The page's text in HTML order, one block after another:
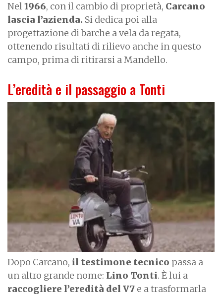
Nel1966, con il cambio di proprietà, Carcano
lascia l’azienda. Si dedica poi alla
progettazione di barche a vela da regata,
ottenendo risultati di rilievo anche in questo
campo, prima di ritirarsi a Mandello.
L’eredità e il passaggio a Tonti
Dopo Carcano, il testimone tecnico passa a
un altro grande nome: Lino Tonti. È lui a
raccogliere l’eredità del V7 e a trasformarla